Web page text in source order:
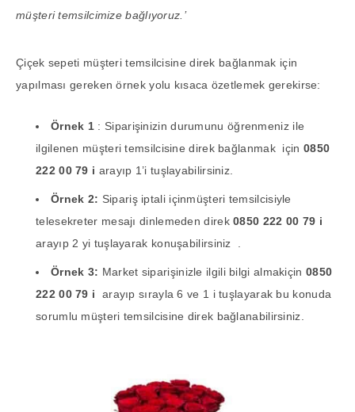
müşteri temsilcimize bağlıyoruz.’
Çiçek sepeti müşteri temsilcisine direk bağlanmak için
yapılması gereken örnek yolu kısaca özetlemek gerekirse:
Örnek 1 : Siparişinizin durumunu öğrenmeniz ile
ilgilenen müşteri temsilcisine direk bağlanmak için 0850
222 00 79 i arayıp 1’i tuşlayabilirsiniz.
Örnek 2: Sipariş iptali içinmüşteri temsilcisiyle
telesekreter mesajı dinlemeden direk0850 222 00 79 i
arayıp 2 yi tuşlayarak konuşabilirsiniz .
Örnek 3: Market siparişinizle ilgili bilgi almakiçin 0850
222 00 79 i
arayıp sırayla 6 ve 1 i tuşlayarak bu konuda
sorumlu müşteri temsilcisine direk bağlanabilirsiniz.